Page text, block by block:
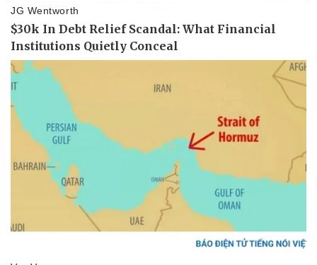
Sản phụ khoa
Nhi khoa
Nam khoa
Làm đẹp - giảm cân
Phòng mạch online
Ăn sạch sống khỏe